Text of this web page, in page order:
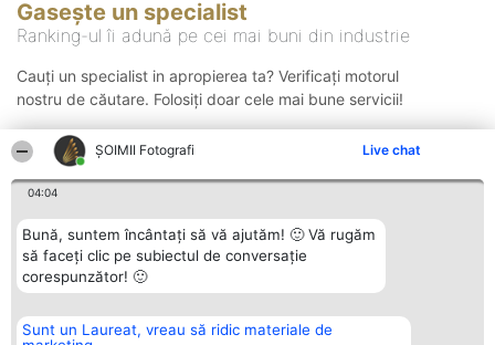
ȘOIMII Fotografi Live chat
04:04
Bună, suntem încântați să vă ajutăm! 🙂 Vă rugăm
să faceți clic pe subiectul de conversație
corespunzător! 🙂
Sunt un Laureat, vreau să ridic materiale de
Gasește un specialist
Ranking-ul îi adună pe cei mai buni din industrie
Cauți un specialist in apropierea ta? Verificați motorul
nostru de căutare. Folosiți doar cele mai bune servicii!
Organizator Ranking Plebiscyt Contact